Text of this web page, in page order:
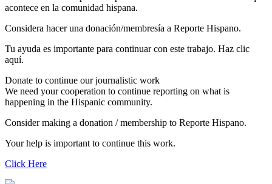
acontece en la comunidad hispana.
Considera hacer una donación/membresía a Reporte Hispano.
Tu ayuda es importante para continuar con este trabajo. Haz clic
aquí.
Donate to continue our journalistic work
We need your cooperation to continue reporting on what is
happening in the Hispanic community.
Consider making a donation / membership to Reporte Hispano.
Your help is important to continue this work.
Click Here